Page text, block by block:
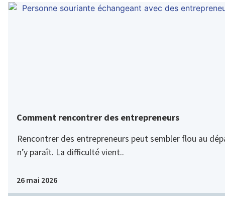
Comment rencontrer des entrepreneurs
Rencontrer des entrepreneurs peut sembler flou au
n’y paraît. La difficulté vient..
26 mai 2026